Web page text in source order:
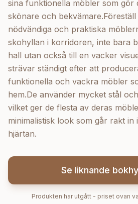
sina funktionella möbler som gör
skönare och bekvämare.Föreställ
nödvändiga och praktiska
skohyllan i korridoren, inte bara
hall utan också till en vacker
strävar ständigt efter att
funktionella och vackra möbler
hem.De använder mycket stål
vilket ger de flesta av deras
minimalistisk look som går rakt in
hjärtan.
Se liknande
Produkten har utgått - priset ovan